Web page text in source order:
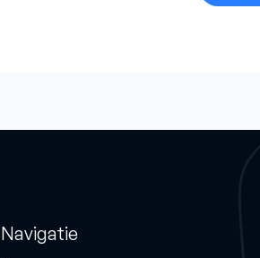
Navigatie